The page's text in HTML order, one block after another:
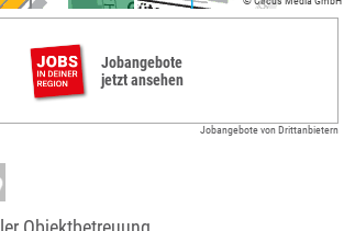
Jobangebote
jetzt ansehen
Jobangebote von Drittanbietern